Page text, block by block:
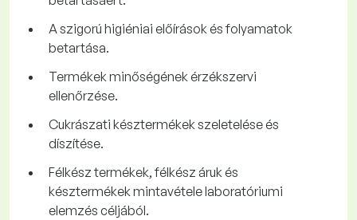
A szigorú higiéniai előírások és folyamatok
betartása.
Termékek minőségének érzékszervi
ellenőrzése.
Cukrászati késztermékek szeletelése és
díszítése.
Félkész termékek, félkész áruk és
késztermékek mintavétele laboratóriumi
elemzés céljából.